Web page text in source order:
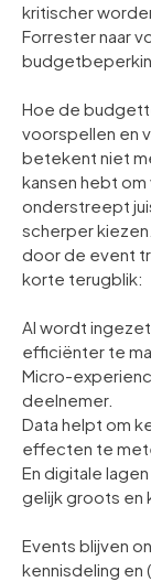
kritischer
Forrester naar
Hoe de
voorspellen en
betekent niet
kansen hebt
onderstreept
scherper
door de event
korte terugblik:
AI wordt
efficiënter te
Micro-
deelnemer.
Data helpt om
effecten te
En digitale
gelijk groots en
Events blijven
kennisdeling en